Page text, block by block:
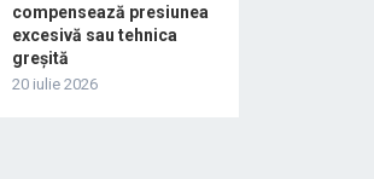
compensează presiunea
excesivă sau tehnica
greșită
20 iulie 2026